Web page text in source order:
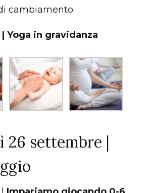
cambiamento.
| Yoga in gravidanza
26 settembre |